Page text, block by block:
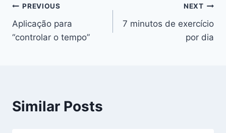
Navegação
de
PREVIOUS
Aplicação para
“controlar o tempo”
NEXT
7 minutos de exercício
por dia
Similar Posts